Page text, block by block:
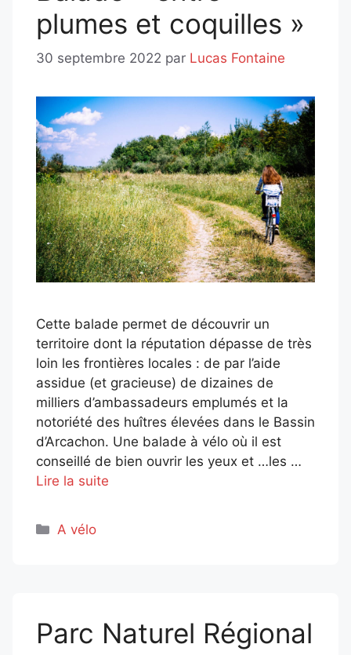
plumes et coquilles »
30 septembre 2022 par Lucas Fontaine
Cette balade permet de découvrir un
territoire dont la réputation dépasse de très
loin les frontières locales : de par l’aide
assidue (et gracieuse) de dizaines de
milliers d’ambassadeurs emplumés et la
notoriété des huîtres élevées dans le Bassin
d’Arcachon. Une balade à vélo où il est
conseillé de bien ouvrir les yeux et …les …
Lire la suite
Catégories
A vélo
Parc Naturel Régional